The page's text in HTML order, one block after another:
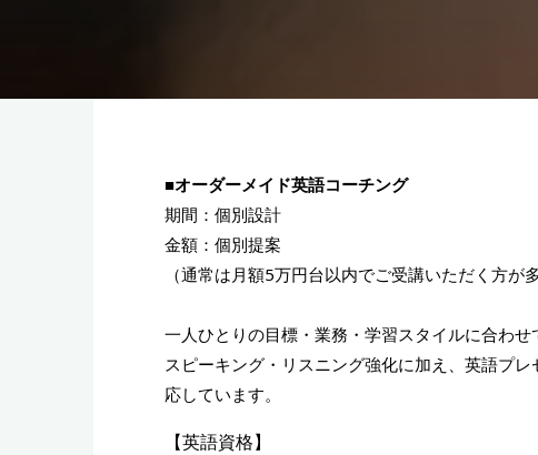
■オーダーメイド英語コーチング
期間：個別設計
金額：個別提案
（通常は月額5万円台以内でご受講いただく方
一人ひとりの目標・業務・学習スタイルに合わせ
スピーキング・リスニング強化に加え、英語プ
応しています。
【英語資格】